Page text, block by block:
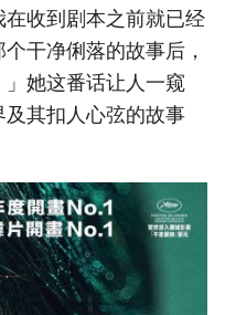
收到剧本之前就已经
干净俐落的故事后，
她这番话让人一窥
及其扣人心弦的故事